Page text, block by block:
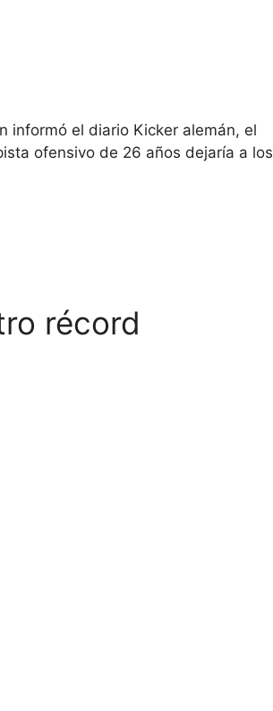
informó el diario Kicker alemán, el
ofensivo de 26 años dejaría a los
récord